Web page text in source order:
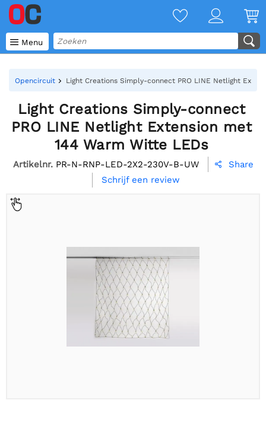
 Menu
Opencircuit Light Creations Simply-connect PRO LINE Netlight
Light Creations Simply-connect
PRO LINE Netlight Extension met
144 Warm Witte LEDs
Artikelnr. PR-N-RNP-LED-2X2-230V-B-UW 
Share
Schrijf een review